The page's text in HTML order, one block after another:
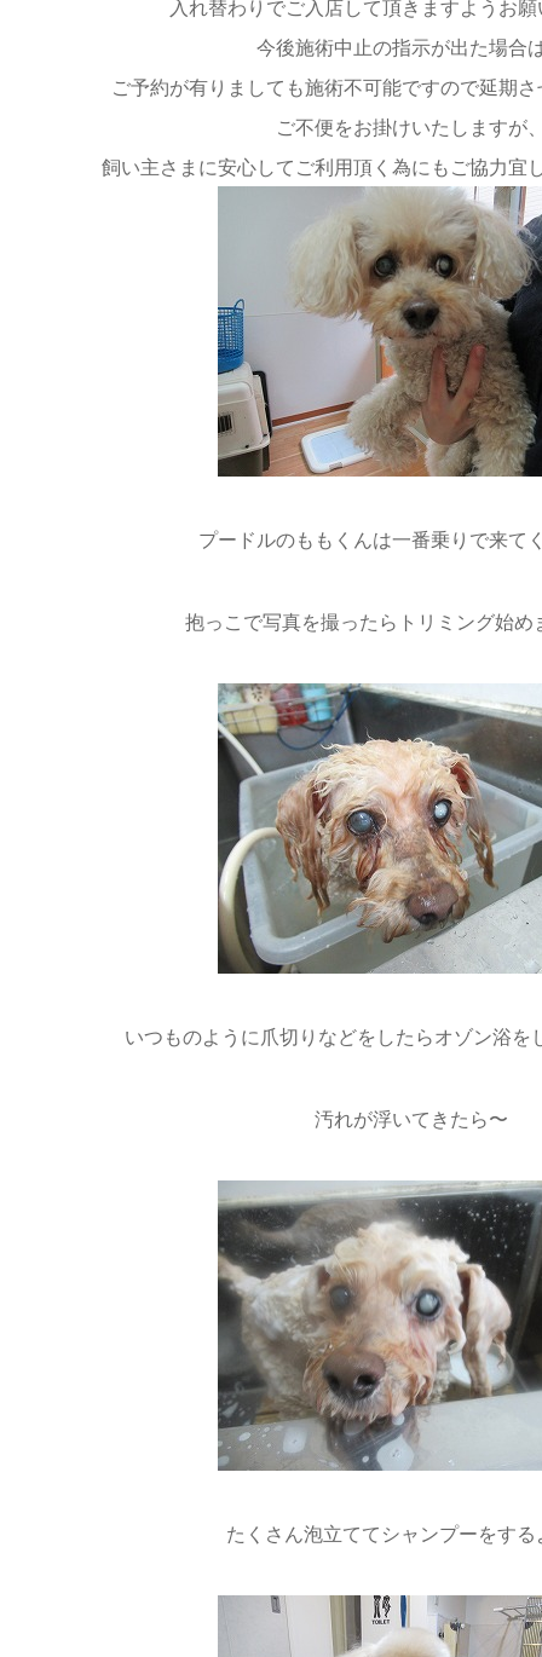
入れ替わりでご入店して頂きますようお
今後施術中止の指示が出た場合
ご予約が有りましても施術不可能ですので延期
ご不便をお掛けいたしますが
飼い主さまに安心してご利用頂く為にもご協力宜
プードルのももくんは一番乗りで来て
抱っこで写真を撮ったらトリミング始
いつものように爪切りなどをしたらオゾン浴を
汚れが浮いてきたら〜
たくさん泡立ててシャンプーをする